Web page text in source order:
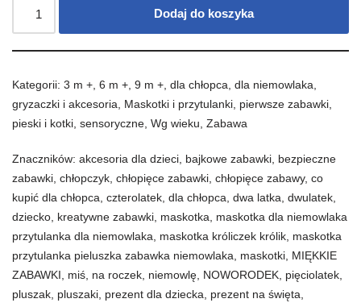
Dodaj do koszyka
Kategorii: 3 m +, 6 m +, 9 m +, dla chłopca, dla niemowlaka,
gryzaczki i akcesoria, Maskotki i przytulanki, pierwsze zabawki,
pieski i kotki, sensoryczne, Wg wieku, Zabawa
Znaczników: akcesoria dla dzieci, bajkowe zabawki, bezpieczne
zabawki, chłopczyk, chłopięce zabawki, chłopięce zabawy, co
kupić dla chłopca, czterolatek, dla chłopca, dwa latka, dwulatek,
dziecko, kreatywne zabawki, maskotka, maskotka dla niemowlaka
przytulanka dla niemowlaka, maskotka króliczek królik, maskotka
przytulanka pieluszka zabawka niemowlaka, maskotki, MIĘKKIE
ZABAWKI , miś, na roczek, niemowlę, NOWORODEK, pięciolatek,
pluszak, pluszaki, prezent dla dziecka, prezent na święta,